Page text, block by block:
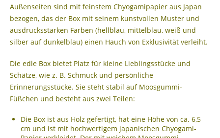
Außenseiten sind mit feinstem Chyogamipapier aus Japan
bezogen, das der Box mit seinem kunstvollen Muster und
ausdrucksstarken Farben (hellblau, mittelblau, weiß und
silber auf dunkelblau) einen Hauch von Exklusivität verleiht.
Die edle Box bietet Platz für kleine Lieblingsstücke und
Schätze, wie z. B. Schmuck und persönliche
Erinnerungsstücke. Sie steht stabil auf Moosgummi-
Füßchen und besteht aus zwei Teilen:
Die Box ist aus Holz gefertigt, hat eine Höhe von ca. 6,5
cm und ist mit hochwertigem japanischen Chyogami-